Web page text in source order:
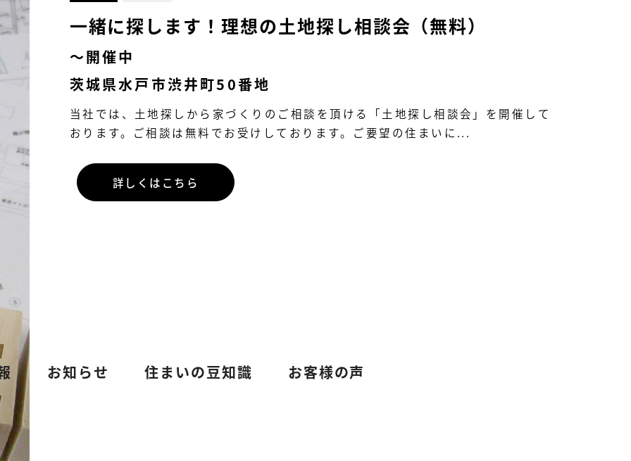
一緒に探します！理想の土地探し相談会（無料）
〜開催中
茨城県水戸市渋井町50番地
当社では、土地探しから家づくりのご相談を頂ける「土地探し相談会」を開催して
おります。ご相談は無料でお受けしております。ご要望の住まいに...
詳しくはこちら
お知らせ 住まいの豆知識 お客様の声